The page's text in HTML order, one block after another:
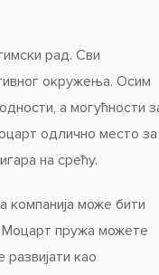
рад. Сви
окружења. Осим
а могућности
одлично место за
на срећу.
компанија може бити
Моцарт пружа можете
као